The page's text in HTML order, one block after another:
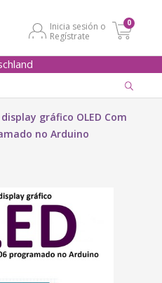
Inicia sesión o
Regístrate
0
gráfico OLED Com
no Arduino